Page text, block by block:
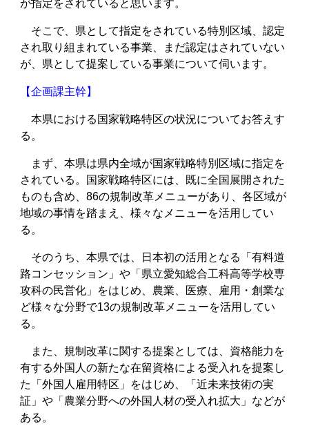
が指定をされていると思います。
そこで、県として指定をされている特別区域、認定
され取り組まれている事業、まだ認定はされていない
が、県として提案している事業について伺います。
【企画課主幹】
本県における国家戦略特区の状況についてお答えす
る。
まず、本県は県内全域が国家戦略特別区域に指定を
されている。国家戦略特区には、既に全国展開された
ものも含め、86の規制改革メニューがあり、各区域が
地域の事情を踏まえ、様々なメニューを活用してい
る。
そのうち、本県では、日本初の活用となる「有料道
路コンセッション」や「県立愛知総合工科高等学校専
攻科の民営化」をはじめ、農業、医療、雇用・創業な
ど様々な分野で13の規制改革メニューを活用してい
る。
また、規制改革に関する提案としては、資格能力を
有する外国人の新たな在留資格による受入れを提案し
た「外国人雇用特区」をはじめ、「近未来技術の実
証」や「農業分野への外国人材の受入れ拡大」などが
ある。